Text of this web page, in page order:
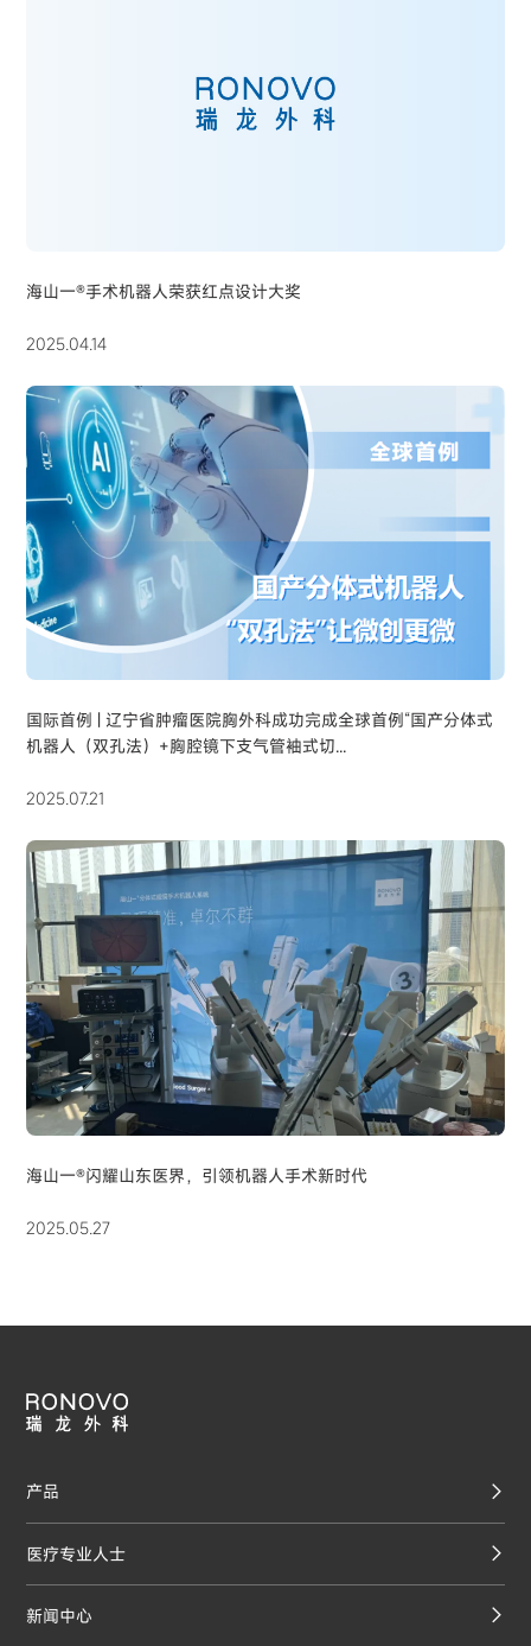
海山一®手术机器人荣获红点设计大奖
2025.04.14
国际首例 | 辽宁省肿瘤医院胸外科成功完成全球首例“国产分体式
机器人（双孔法）+胸腔镜下支气管袖式切...
2025.07.21
海山一®闪耀山东医界，引领机器人手术新时代
2025.05.27
产品
医疗专业人士
新闻中心